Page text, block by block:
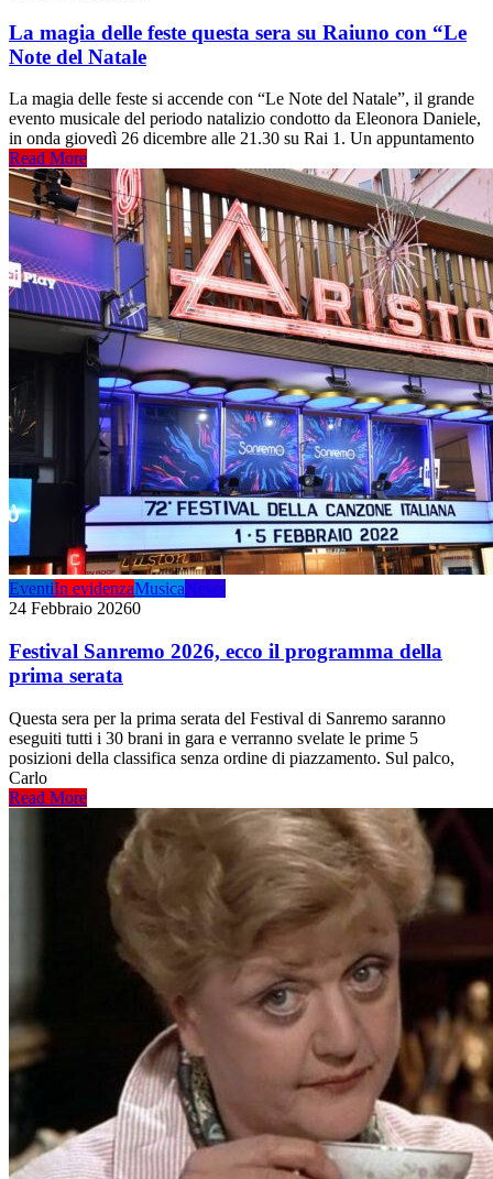
La magia delle feste questa sera su Raiuno con “Le
Note del Natale
La magia delle feste si accende con “Le Note del Natale”, il grande
evento musicale del periodo natalizio condotto da Eleonora Daniele,
in onda giovedì 26 dicembre alle 21.30 su Rai 1. Un appuntamento
Read More
EventiIn evidenzaMusicaNews
24 Febbraio 20260
Festival Sanremo 2026, ecco il programma della
prima serata
Questa sera per la prima serata del Festival di Sanremo saranno
eseguiti tutti i 30 brani in gara e verranno svelate le prime 5
posizioni della classifica senza ordine di piazzamento. Sul palco,
Carlo
Read More